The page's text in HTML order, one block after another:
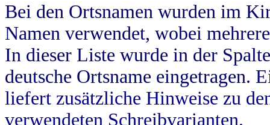
Bei den Ortsnamen wurden im
Namen verwendet, wobei
In dieser Liste wurde in der
deutsche Ortsname eingetragen.
liefert zusätzliche Hinweise zu
verwendeten Schreibvarianten.